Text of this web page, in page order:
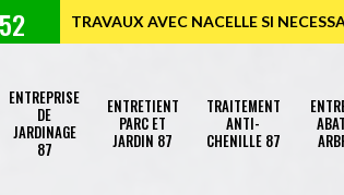
TRAVAUX AVEC NACELLE SI
ENTREPRISE
DE
JARDINAGE
87
ENTRETIENT
PARC ET
JARDIN 87
TRAITEMENT
ANTI-
CHENILLE 87